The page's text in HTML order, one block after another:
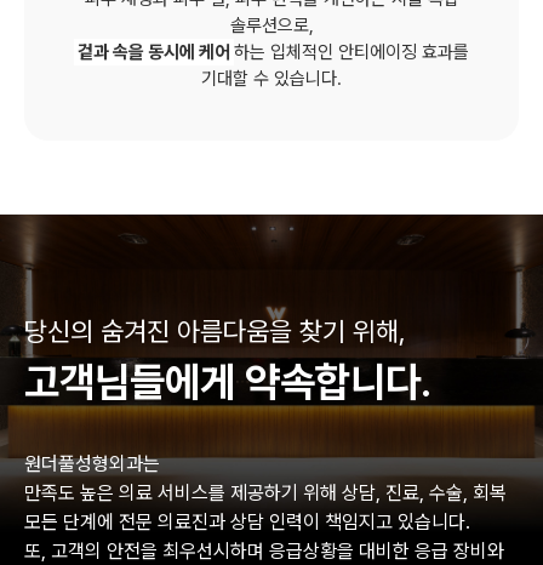
솔루션으로,
겉과 속을 동시에 케어 하는 입체적인 안티에이징 효과를
기대할 수 있습니다.
당신의 숨겨진 아름다움을 찾기 위해,
고객님들에게 약속합니다.
원더풀성형외과는
만족도 높은 의료 서비스를 제공하기 위해 상담, 진료, 수술, 회복
모든 단계에 전문 의료진과 상담 인력이 책임지고 있습니다.
또, 고객의 안전을 최우선시하며 응급상황을 대비한 응급 장비와